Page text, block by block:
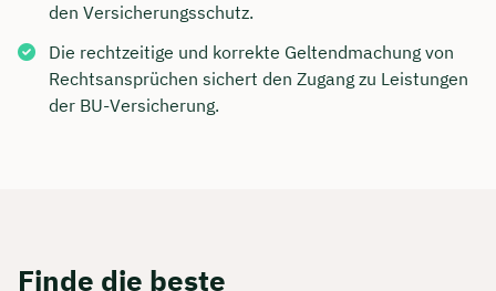
den Versicherungsschutz.
Die rechtzeitige und korrekte Geltendmachung von
Rechtsansprüchen sichert den Zugang zu Leistungen
der BU-Versicherung.
Finde die beste